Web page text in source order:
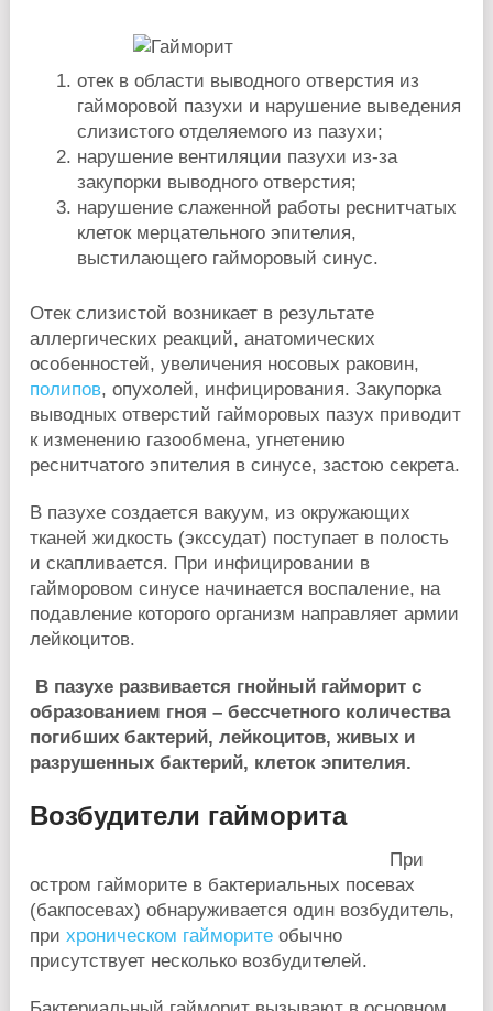
отек в области выводного отверстия из
гайморовой пазухи и нарушение выведения
слизистого отделяемого из пазухи;
нарушение вентиляции пазухи из-за
закупорки выводного отверстия;
нарушение слаженной работы реснитчатых
клеток мерцательного эпителия,
выстилающего гайморовый синус.
Отек слизистой возникает в результате
аллергических реакций, анатомических
особенностей, увеличения носовых раковин,
полипов, опухолей, инфицирования. Закупорка
выводных отверстий гайморовых пазух приводит
к изменению газообмена, угнетению
реснитчатого эпителия в синусе, застою секрета.
В пазухе создается вакуум, из окружающих
тканей жидкость (экссудат) поступает в полость
и скапливается. При инфицировании в
гайморовом синусе начинается воспаление, на
подавление которого организм направляет армии
лейкоцитов.
В пазухе развивается гнойный гайморит с
образованием гноя – бессчетного количества
погибших бактерий, лейкоцитов, живых и
разрушенных бактерий, клеток эпителия.
Возбудители гайморита
При
остром гайморите в бактериальных посевах
(бакпосевах) обнаруживается один возбудитель,
при хроническом гайморите обычно
присутствует несколько возбудителей.